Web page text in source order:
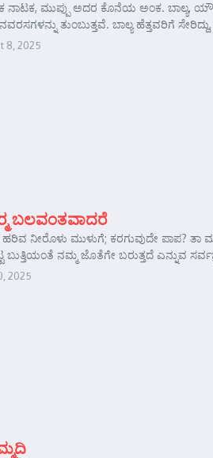
ನಾಟಕ, ಮುಪ್ಪು ಅದರ ಕೊನೆಯ ಅಂಕ. ಬಾಲ್ಯ,
ತುಂಬುತ್ತವೆ. ಬಾಲ್ಯ ಹೆತ್ತವರಿಗೆ
8, 2025
ಬಲವಂತವಾದರೆ
ಹರಿವ ನೀರೊಳು ಮುಳುಗೆ; ಕರಗುವುದೇ ಪಾಪ?
ಬುತ್ತಿಯಂತೆ ನಮ್ಮ ಜೊತೆಗೇ ಬರುತ್ತದೆ ಎನ್ನುವ
2025